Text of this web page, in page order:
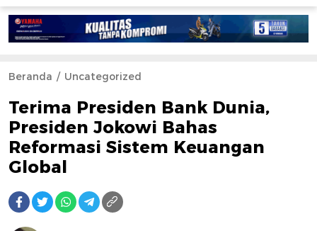
Beranda Uncategorized
Terima Presiden Bank Dunia,
Presiden Jokowi Bahas
Reformasi Sistem Keuangan
Global